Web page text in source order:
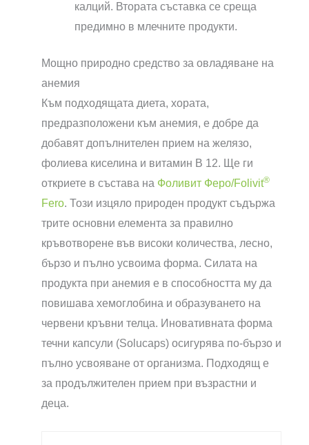
калций. Втората съставка се среща
предимно в млечните продукти.
Мощно природно средство за овладяване на
анемия
Към подходящата диета, хората,
предразположени към анемия, е добре да
добавят допълнителен прием на желязо,
фолиева киселина и витамин В 12. Ще ги
откриете в състава на Фоливит Феро/Folivit®
Fero. Този изцяло природен продукт съдържа
трите основни елемента за правилно
кръвотворене във високи количества, лесно,
бързо и пълно усвоима форма. Силата на
продукта при анемия е в способността му да
повишава хемоглобина и образуването на
червени кръвни телца. Иновативната форма
течни капсули (Solucaps) осигурява по-бързо и
пълно усвояване от организма. Подходящ е
за продължителен прием при възрастни и
деца.